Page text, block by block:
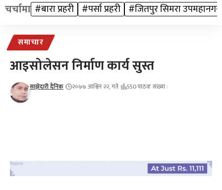
चर्चामा #बारा प्रहरी #पर्सा प्रहरी #जितपुर सिमरा
समाचार
आइसोलेसन निर्माण कार्य सुस्त
साझेदारी दैनिक २०७७ आश्विन २२, गते 550 पाठक संख्या